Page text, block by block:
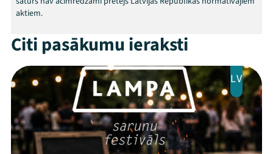
ThreadsFacebookYoutube
X Instagram
Flick TikTok
aktiem.
Citi pasākumu ieraksti
LV